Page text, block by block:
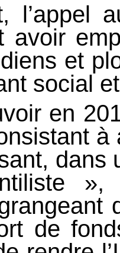
l’appel
avoir
et
social
en
à
dans
de